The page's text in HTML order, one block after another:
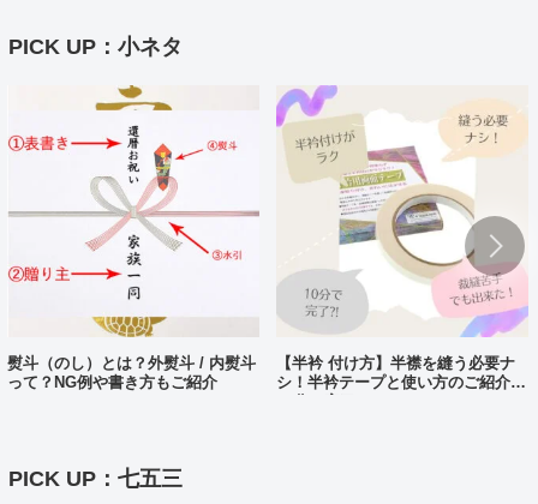
PICK UP：小ネタ
熨斗（のし）とは？外熨斗 / 内熨斗
って？NG例や書き方もご紹介
【半衿 付け方】半襟を縫う必要ナ
シ！半衿テープと使い方のご紹介。
PICK UP：七五三